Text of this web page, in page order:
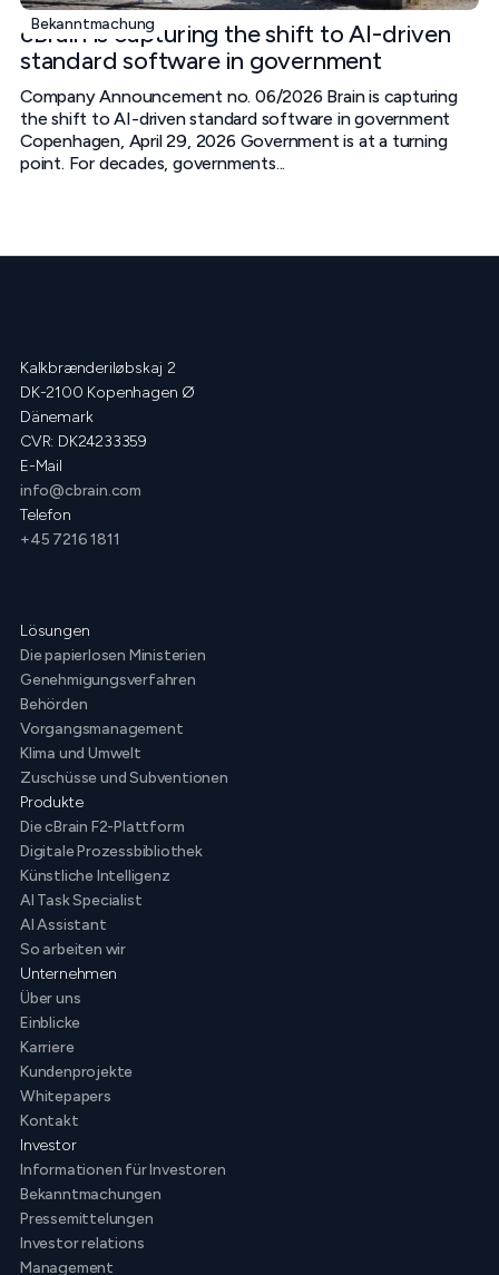
Bekanntmachung
cBrain is capturing the shift to AI-driven
standard software in government
Company Announcement no. 06/2026 Brain is capturing
the shift to AI-driven standard software in government
Copenhagen, April 29, 2026 Government is at a turning
point. For decades, governments...
Kalkbrænderiløbskaj 2
DK-2100 Kopenhagen Ø
Dänemark
CVR: DK24233359
E-Mail
info@cbrain.com
Telefon
+45 7216 1811
Lösungen
Die papierlosen Ministerien
Genehmigungsverfahren
Behörden
Vorgangsmanagement
Klima und Umwelt
Zuschüsse und Subventionen
Produkte
Die cBrain F2-Plattform
Digitale Prozessbibliothek
Künstliche Intelligenz
AI Task Specialist
AI Assistant
So arbeiten wir
Unternehmen
Über uns
Einblicke
Karriere
Kundenprojekte
Whitepapers
Kontakt
Investor
Informationen für Investoren
Bekanntmachungen
Pressemittelungen
Investor relations
Management